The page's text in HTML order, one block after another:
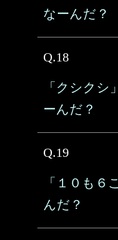
なーんだ？
Q.18
「クシクシ
ーんだ？
Q.19
「１０も６
んだ？